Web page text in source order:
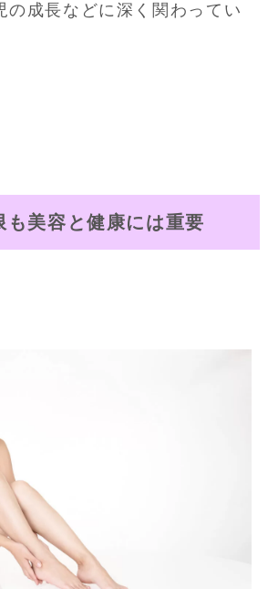
の成長などに深く関わってい
も美容と健康には重要